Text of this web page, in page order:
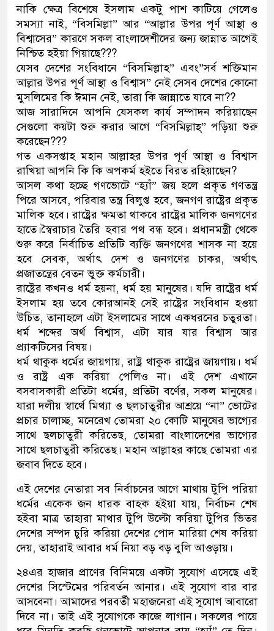
নাকি ক্ষেত্র বিশেষে ইসলাম একটু পাশ কাটিয়ে গেলেও
সমস্যা নাই, “বিসমিল্লা” আর “আল্লার উপর পূর্ণ আস্থা ও
বিশ্বাসের” কারণে সকল বাংলাদেশীদের জন্য জান্নাত আগেই
নিশ্চিত হইয়া গিয়াছে???
যেসব দেশের সংবিধানে “বিসমিল্লাহ” এবং”সর্ব শক্তিমান
আল্লার উপর পূর্ণ আস্থা ও বিশ্বাস” নেই সেসব দেশের কোনো
মুসলিমের কি ঈমান নেই, তারা কি জান্নাতে যাবে না??
আজ সারাদিনে আপনি যেসকল কার্য সম্পাদন করিয়াছেন
সেগুলো কয়টা শুরু করার আগে “বিসমিল্লাহ্” পড়িয়া শুরু
করেছেন???
গত একসপ্তাহ মহান আল্লাহর উপর পূর্ণ আস্থা ও বিশ্বাস
রাখিয়া আপনি কি কি অপকর্ম হইতে বিরত রহিয়াছেন?
আসল কথা হচ্ছে গণভোটে “হ্যাঁ” জয় হলে প্রকৃত গণতন্ত্র
পিরে আসবে, পরিবার তন্ত্র বিলুপ্ত হবে, জনগণ রাষ্ট্রের প্রকৃত
মালিক হবে। রাষ্ট্রের ক্ষমতা থাকবে রাষ্ট্রের মালিক জনগণের
হাতে।স্বৈরাচার তৈরি হবার পথ বন্ধ হবে। প্রধানমন্ত্রী থেকে
শুরু করে নির্বাচিত প্রতিটি ব্যক্তি জনগণের শাসক না হয়ে
হবে সেবক, অর্থাৎ দেশ ও জনগণের চাকর, অর্থাৎ
প্রজাতন্ত্রের বেতন ভুক্ত কর্মচারী।
রাষ্ট্রের কখনও ধর্ম হয়না, ধর্ম হয় মানুষের। যদি রাষ্ট্রের ধর্ম
ইসলাম হয় তবে কোরআনই সেই রাষ্ট্রের সংবিধান হওয়া
উচিত, তানাহলে এটা ইসলামের সাথে একধরনের চতুরতা।
ধর্ম শব্দের অর্থ বিশ্বাস, এটা যার যার বিশ্বাস আর
প্র্যাকটিসের বিষয়।
ধর্ম থাকুক ধর্মের জায়গায়, রাষ্ট্র থাকুক রাষ্ট্রের জায়গায়। ধর্ম
ও রাষ্ট্র এক করিয়া পেলিও না। এই দেশ এখানে
বসবাসকারী প্রতিটা ধর্মের, প্রতিটা বর্ণের, সকল মানুষের।
যারা দলীয় স্বার্থে মিথ্যা ও ছলচাতুরীর আশ্রয়ে “না” ভোটের
প্রচার চালাচ্ছ, মনেরেখ তোমরা ২০ কোটি মানুষের ভাগ্যের
সাথে ছলচাতুরী করিতেছ, তোমরা বাংলাদেশের ভাগ্যের
সাথে ছলচাতুরী করিতেছ। মহান আল্লাহর কাছে তোমরা এর
জবাব দিতে হবে।
এই দেশের নেতারা সব নির্বাচনের আগে মাথায় টুপি পরিয়া
ধর্মের একেক জন ধারক বাহক হইয়া যায়, নির্বাচন শেষ
হইবা মাত্র তাহারা মাথার টুপি উল্টো করিয়া টুপির ভিতর
দেশের সম্পদ চুরি করিয়া দেশের পোদ মারিয়া শেষ করিয়া
দেয়, তাহারাই আবার ধর্ম নিয়া বড় বড় বুলি আওড়ায়।
২৪এর হাজার প্রাণের বিনিময়ে একটা সুযোগ এসেছে এই
দেশের সিস্টেমের পরিবর্তন আনার। এই সুযোগ বার বার
আসবেনা। আমাদের পরবর্তী মহাজনেরা এই সুযোগ আবারো
দিবে না। তাই এই সুযোগকে কাজে লাগান। সকলের পায়ে